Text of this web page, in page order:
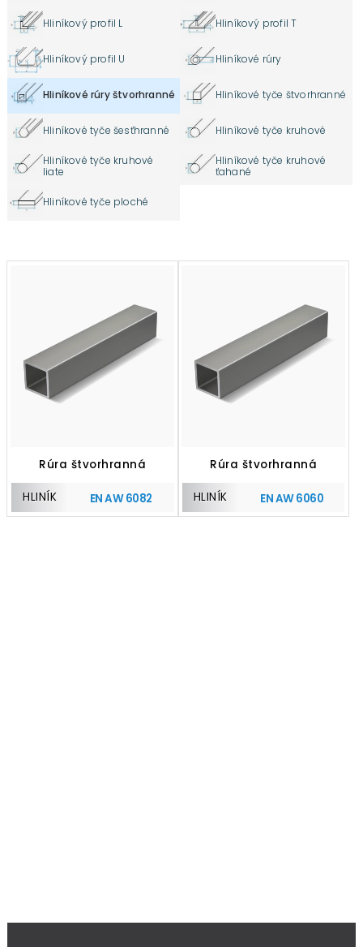
Hliníkový profil L Hliníkový profil T
Hliníkový profil U Hliníkové rúry
Hliníkové rúry štvorhranné Hliníkové tyče štvorhranné
Hliníkové tyče šesťhranné Hliníkové tyče kruhové
Hliníkové tyče kruhové
liate
Hliníkové tyče kruhové
ťahané
Hliníkové tyče ploché
Rúra štvorhranná
HLINÍK EN AW 6082
Rúra štvorhranná
HLINÍK EN AW 6060